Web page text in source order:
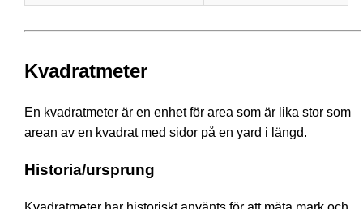
Kvadratmeter
En kvadratmeter är en enhet för area som är lika stor som
arean av en kvadrat med sidor på en yard i längd.
Historia/ursprung